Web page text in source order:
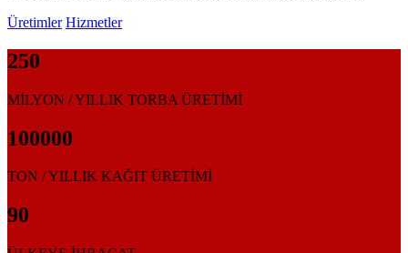
Üretimler Hizmetler
250
MİLYON / YILLIK TORBA ÜRETİMİ
100000
TON / YILLIK KAĞIT ÜRETİMİ
90